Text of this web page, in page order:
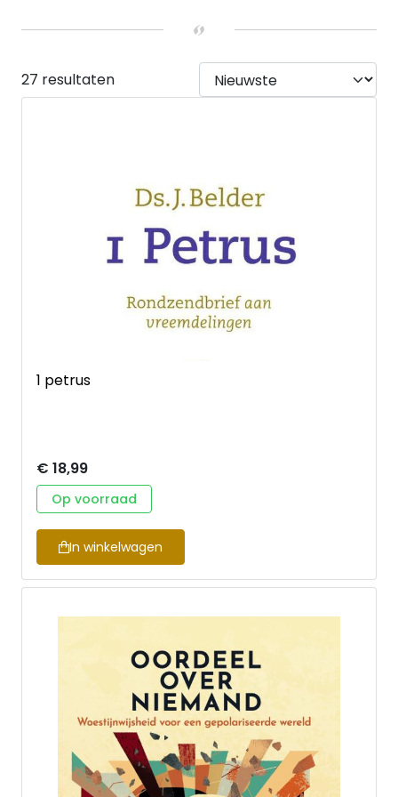
UITVOERING
Paperback
27 resultaten
1 petrus
€ 18,99
Op voorraad
In winkelwagen